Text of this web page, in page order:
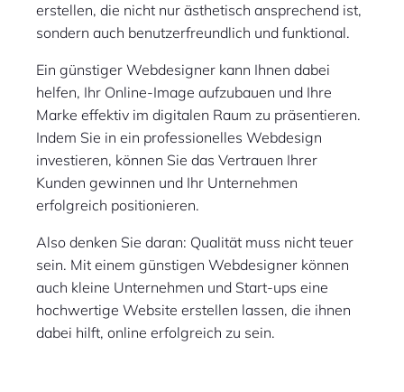
erstellen, die nicht nur ästhetisch ansprechend ist,
sondern auch benutzerfreundlich und funktional.
Ein günstiger Webdesigner kann Ihnen dabei
helfen, Ihr Online-Image aufzubauen und Ihre
Marke effektiv im digitalen Raum zu präsentieren.
Indem Sie in ein professionelles Webdesign
investieren, können Sie das Vertrauen Ihrer
Kunden gewinnen und Ihr Unternehmen
erfolgreich positionieren.
Also denken Sie daran: Qualität muss nicht teuer
sein. Mit einem günstigen Webdesigner können
auch kleine Unternehmen und Start-ups eine
hochwertige Website erstellen lassen, die ihnen
dabei hilft, online erfolgreich zu sein.